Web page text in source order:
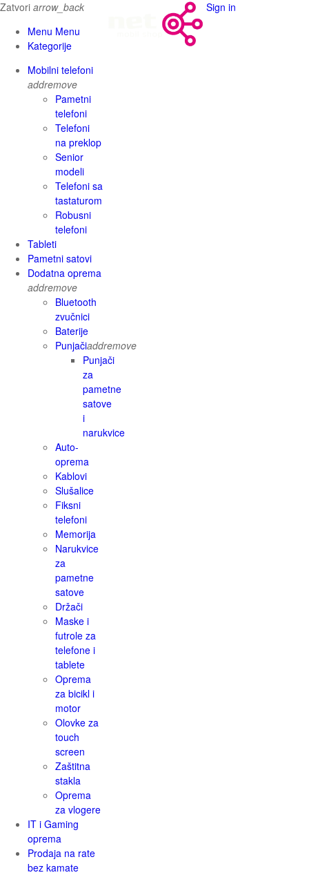
Zatvori arrow_back
Menu Menu
Kategorije
Mobilni telefoni
addremove
Pametni
telefoni
Telefoni
na preklop
Senior
modeli
Telefoni sa
tastaturom
Robusni
telefoni
Tableti
Pametni satovi
Dodatna oprema
addremove
Bluetooth
zvučnici
Baterije
Punjačiaddremove
Punjači
za
pametne
satove
i
narukvice
Auto-
oprema
Kablovi
Slušalice
Fiksni
telefoni
Memorija
Narukvice
za
pametne
satove
Držači
Maske i
futrole za
telefone i
tablete
Oprema
za bicikl i
motor
Olovke za
touch
screen
Zaštitna
stakla
Oprema
za vlogere
IT i Gaming
oprema
Prodaja na rate
bez kamate
Sign in